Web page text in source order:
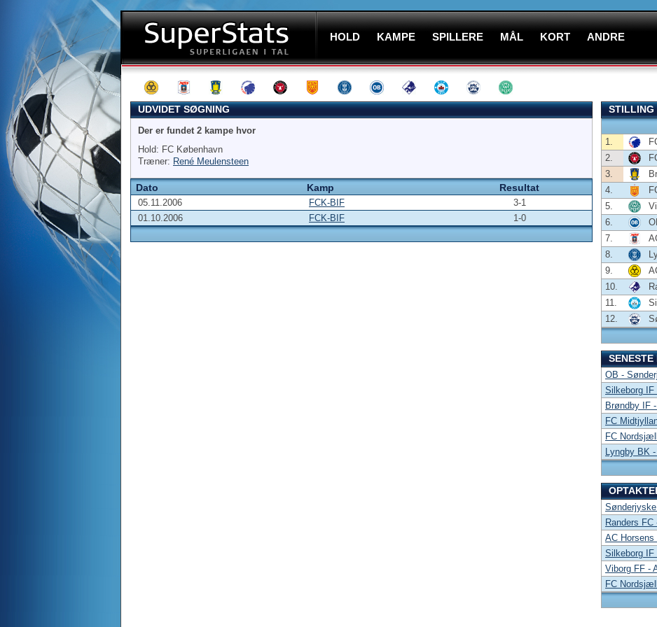
HOLD KAMPE SPILLERE MÅL KORT ANDRE
UDVIDET SØGNING
Der er fundet 2 kampe hvor
Hold: FC København
Træner: René Meulensteen
Dato Kamp Resultat
05.11.2006 FCK-BIF
3-1
01.10.2006
FCK-BIF 1-0
STILLING
1.
2.
3.
4.
5.
6.
7.
8.
9.
10.
11.
12.
SENESTE
OB -
Silkeborg IF
Brøndby IF
FC
FC
Lyngby BK
Randers
AC
Silkeborg IF
Viborg FF -
FC